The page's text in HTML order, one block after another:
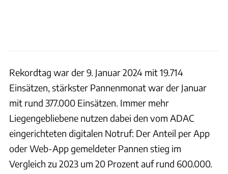
Rekordtag war der 9. Januar 2024 mit 19.714
Einsätzen, stärkster Pannenmonat war der Januar
mit rund 377.000 Einsätzen. Immer mehr
Liegengebliebene nutzen dabei den vom ADAC
eingerichteten digitalen Notruf: Der Anteil per App
oder Web-App gemeldeter Pannen stieg im
Vergleich zu 2023 um 20 Prozent auf rund 600.000.